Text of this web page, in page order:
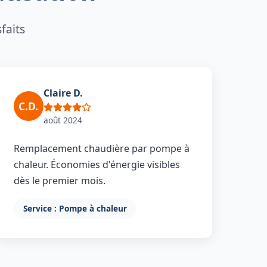
C.D.
Claire D.
août 2024
Remplacement chaudière par pompe à
chaleur. Économies d'énergie visibles
dès le premier mois.
Service : Pompe à chaleur